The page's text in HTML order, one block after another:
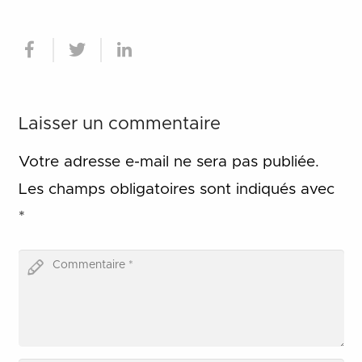
Laisser un commentaire
Votre adresse e-mail ne sera pas publiée.
Les champs obligatoires sont indiqués avec
*